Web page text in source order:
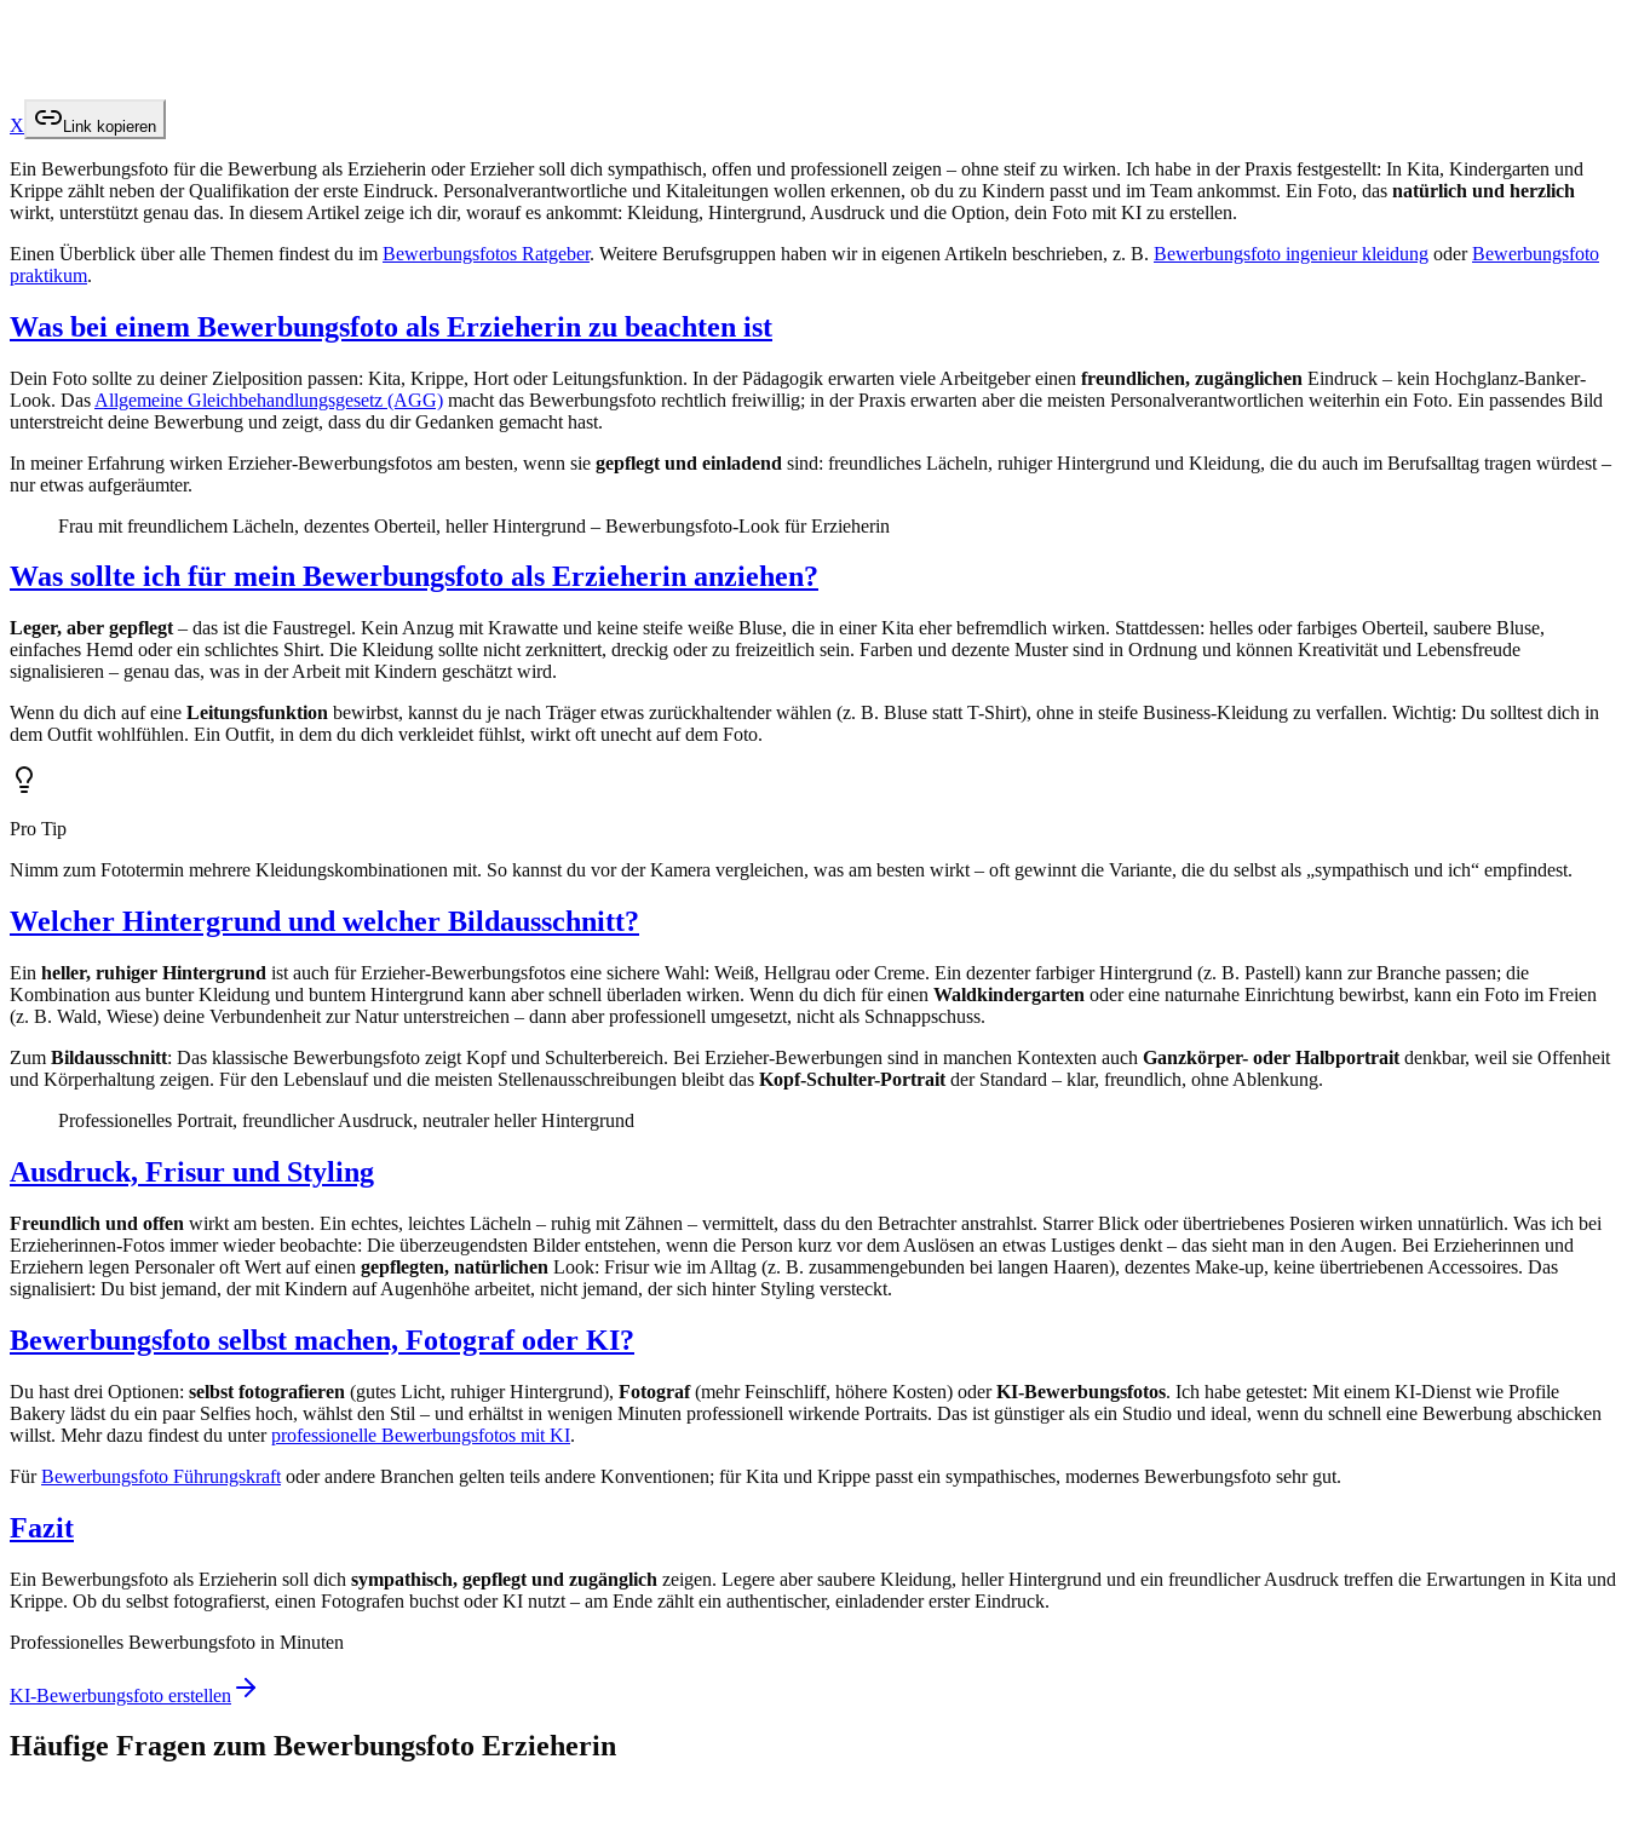
X Link kopieren
Ein Bewerbungsfoto für die Bewerbung als Erzieherin oder Erzieher soll dich sympathisch, offen und professionell zeigen – ohne steif zu wirken. Ich habe in der Praxis festgestellt: In Kita, Kindergarten und
Krippe zählt neben der Qualifikation der erste Eindruck. Personalverantwortliche und Kitaleitungen wollen erkennen, ob du zu Kindern passt und im Team ankommst. Ein Foto, das natürlich und herzlich
wirkt, unterstützt genau das. In diesem Artikel zeige ich dir, worauf es ankommt: Kleidung, Hintergrund, Ausdruck und die Option, dein Foto mit KI zu erstellen.
Einen Überblick über alle Themen findest du im Bewerbungsfotos Ratgeber. Weitere Berufsgruppen haben wir in eigenen Artikeln beschrieben, z. B. Bewerbungsfoto ingenieur kleidung oderBewerbungsfoto
praktikum.
Was bei einem Bewerbungsfoto als Erzieherin zu beachten ist
Dein Foto sollte zu deiner Zielposition passen: Kita, Krippe, Hort oder Leitungsfunktion. In der Pädagogik erwarten viele Arbeitgeber einen freundlichen, zugänglichen Eindruck – kein Hochglanz-Banker-
Look. Das Allgemeine Gleichbehandlungsgesetz (AGG) macht das Bewerbungsfoto rechtlich freiwillig; in der Praxis erwarten aber die meisten Personalverantwortlichen weiterhin ein Foto. Ein passendes Bild
unterstreicht deine Bewerbung und zeigt, dass du dir Gedanken gemacht hast.
In meiner Erfahrung wirken Erzieher-Bewerbungsfotos am besten, wenn sie gepflegt und einladend sind: freundliches Lächeln, ruhiger Hintergrund und Kleidung, die du auch im Berufsalltag tragen würdest –
nur etwas aufgeräumter.
Frau mit freundlichem Lächeln, dezentes Oberteil, heller Hintergrund – Bewerbungsfoto-Look für Erzieherin
Was sollte ich für mein Bewerbungsfoto als Erzieherin anziehen?
Leger, aber gepflegt – das ist die Faustregel. Kein Anzug mit Krawatte und keine steife weiße Bluse, die in einer Kita eher befremdlich wirken. Stattdessen: helles oder farbiges Oberteil, saubere Bluse,
einfaches Hemd oder ein schlichtes Shirt. Die Kleidung sollte nicht zerknittert, dreckig oder zu freizeitlich sein. Farben und dezente Muster sind in Ordnung und können Kreativität und Lebensfreude
signalisieren – genau das, was in der Arbeit mit Kindern geschätzt wird.
Wenn du dich auf eine Leitungsfunktion bewirbst, kannst du je nach Träger etwas zurückhaltender wählen (z. B. Bluse statt T-Shirt), ohne in steife Business-Kleidung zu verfallen. Wichtig: Du solltest dich in
dem Outfit wohlfühlen. Ein Outfit, in dem du dich verkleidet fühlst, wirkt oft unecht auf dem Foto.
Pro Tip
Nimm zum Fototermin mehrere Kleidungskombinationen mit. So kannst du vor der Kamera vergleichen, was am besten wirkt – oft gewinnt die Variante, die du selbst als „sympathisch und ich“ empfindest.
Welcher Hintergrund und welcher Bildausschnitt?
Ein heller, ruhiger Hintergrund ist auch für Erzieher-Bewerbungsfotos eine sichere Wahl: Weiß, Hellgrau oder Creme. Ein dezenter farbiger Hintergrund (z. B. Pastell) kann zur Branche passen; die
Kombination aus bunter Kleidung und buntem Hintergrund kann aber schnell überladen wirken. Wenn du dich für einen Waldkindergarten oder eine naturnahe Einrichtung bewirbst, kann ein Foto im Freien
(z. B. Wald, Wiese) deine Verbundenheit zur Natur unterstreichen – dann aber professionell umgesetzt, nicht als Schnappschuss.
Zum Bildausschnitt: Das klassische Bewerbungsfoto zeigt Kopf und Schulterbereich. Bei Erzieher-Bewerbungen sind in manchen Kontexten auch Ganzkörper- oder Halbportrait denkbar, weil sie Offenheit
und Körperhaltung zeigen. Für den Lebenslauf und die meisten Stellenausschreibungen bleibt das Kopf-Schulter-Portrait der Standard – klar, freundlich, ohne Ablenkung.
Professionelles Portrait, freundlicher Ausdruck, neutraler heller Hintergrund
Ausdruck, Frisur und Styling
Freundlich und offen wirkt am besten. Ein echtes, leichtes Lächeln – ruhig mit Zähnen – vermittelt, dass du den Betrachter anstrahlst. Starrer Blick oder übertriebenes Posieren wirken unnatürlich. Was ich bei
Erzieherinnen-Fotos immer wieder beobachte: Die überzeugendsten Bilder entstehen, wenn die Person kurz vor dem Auslösen an etwas Lustiges denkt – das sieht man in den Augen. Bei Erzieherinnen und
Erziehern legen Personaler oft Wert auf einen gepflegten, natürlichen Look: Frisur wie im Alltag (z. B. zusammengebunden bei langen Haaren), dezentes Make-up, keine übertriebenen Accessoires. Das
signalisiert: Du bist jemand, der mit Kindern auf Augenhöhe arbeitet, nicht jemand, der sich hinter Styling versteckt.
Bewerbungsfoto selbst machen, Fotograf oder KI?
Du hast drei Optionen: selbst fotografieren (gutes Licht, ruhiger Hintergrund), Fotograf(mehr Feinschliff, höhere Kosten) oderKI-Bewerbungsfotos. Ich habe getestet: Mit einem KI-Dienst wie Profile
Bakery lädst du ein paar Selfies hoch, wählst den Stil – und erhältst in wenigen Minuten professionell wirkende Portraits. Das ist günstiger als ein Studio und ideal, wenn du schnell eine Bewerbung abschicken
willst. Mehr dazu findest du unterprofessionelle Bewerbungsfotos mit KI.
FürBewerbungsfoto Führungskraft oder andere Branchen gelten teils andere Konventionen; für Kita und Krippe passt ein sympathisches, modernes Bewerbungsfoto sehr gut.
Fazit
Ein Bewerbungsfoto als Erzieherin soll dich sympathisch, gepflegt und zugänglich zeigen. Legere aber saubere Kleidung, heller Hintergrund und ein freundlicher Ausdruck treffen die Erwartungen in Kita und
Krippe. Ob du selbst fotografierst, einen Fotografen buchst oder KI nutzt – am Ende zählt ein authentischer, einladender erster Eindruck.
Professionelles Bewerbungsfoto in Minuten
KI-Bewerbungsfoto erstellen
Häufige Fragen zum Bewerbungsfoto Erzieherin